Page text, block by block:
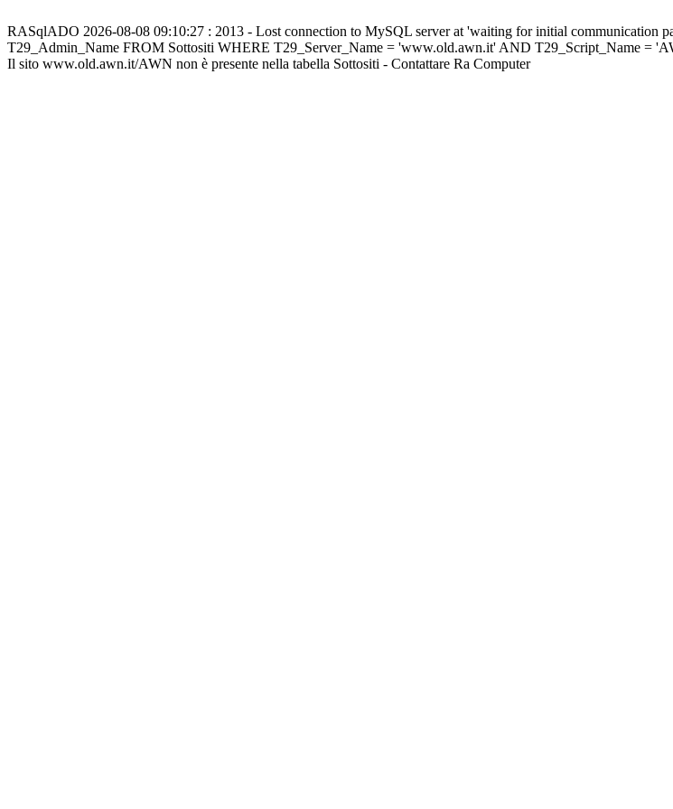
RASqlADO 2026-08-08 09:10:27 : 2013 - Lost connection to MySQL server at 'waiting for initial communication
T29_Admin_Name FROM Sottositi WHERE T29_Server_Name = 'www.old.awn.it' AND T29_Script_Name =
Il sito www.old.awn.it/AWN non è presente nella tabella Sottositi - Contattare Ra Computer